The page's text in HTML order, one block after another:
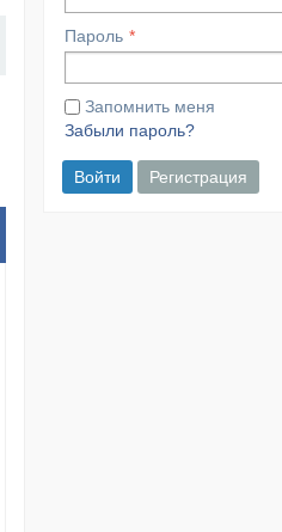
Пароль
Запомнить меня
Забыли пароль?
Войти Регистрация